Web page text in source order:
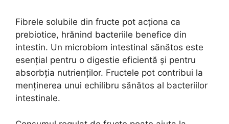
Fibrele solubile din fructe pot acționa ca
prebiotice, hrănind bacteriile benefice din
intestin. Un microbiom intestinal sănătos este
esențial pentru o digestie eficientă și pentru
absorbția nutrienților. Fructele pot contribui la
menținerea unui echilibru sănătos al bacteriilor
intestinale.